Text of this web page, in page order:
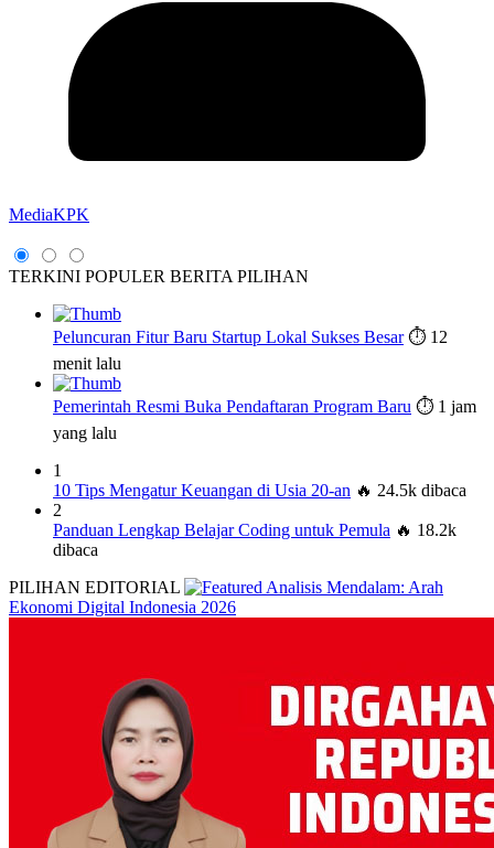
MediaKPK
TERKINI POPULER BERITA PILIHAN
Peluncuran Fitur Baru Startup Lokal Sukses Besar ⏱️ 12
menit lalu
Pemerintah Resmi Buka Pendaftaran Program Baru ⏱️ 1 jam
yang lalu
1
10 Tips Mengatur Keuangan di Usia 20-an 🔥 24.5k dibaca
2
Panduan Lengkap Belajar Coding untuk Pemula 🔥 18.2k
dibaca
PILIHAN EDITORIAL
Analisis Mendalam: Arah
Ekonomi Digital Indonesia 2026